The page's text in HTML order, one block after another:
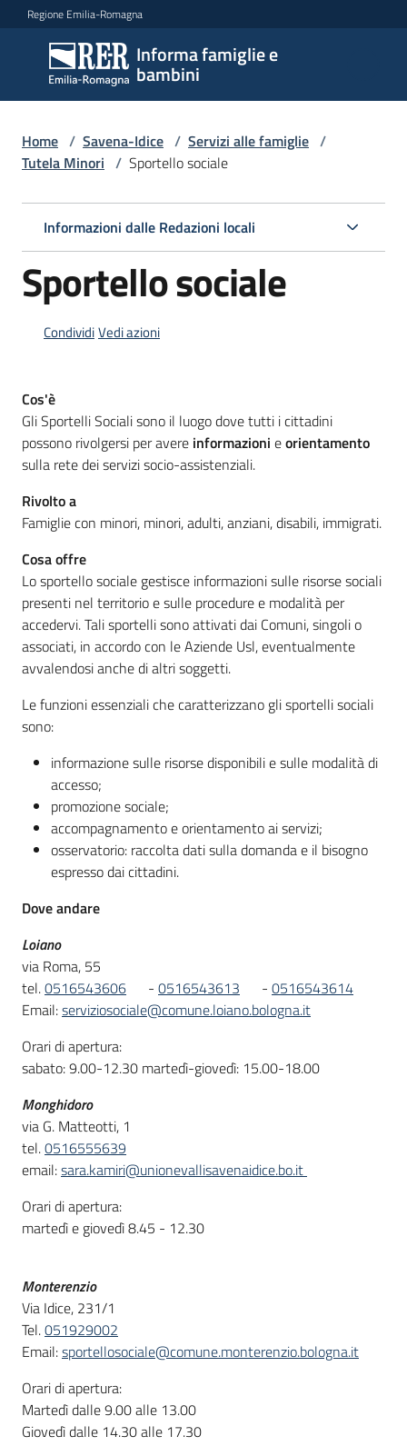
Vai al contenuto
Vai alla navigazione
Vai al footer
Regione Emilia-Romagna
Informa famiglie e
bambini
Informa
famiglie
e
bambini
Argomenti
Servizi
Menu selezionato
Centri
famiglie
Informazioni
locali
Newsletter
Home / Savena-Idice / Servizi alle famiglie /
Tutela Minori / Sportello sociale
Informazioni dalle Redazioni locali
Sportello sociale
CondividiVedi azioni
Cos'è
Gli Sportelli Sociali sono il luogo dove tutti i cittadini
possono rivolgersi per avere informazioni eorientamento
sulla rete dei servizi socio-assistenziali.
Rivolto a
Famiglie con minori, minori, adulti, anziani, disabili, immigrati.
Cosa offre
Lo sportello sociale gestisce informazioni sulle risorse sociali
presenti nel territorio e sulle procedure e modalità per
accedervi. Tali sportelli sono attivati dai Comuni, singoli o
associati, in accordo con le Aziende Usl, eventualmente
avvalendosi anche di altri soggetti.
Le funzioni essenziali che caratterizzano gli sportelli sociali
sono:
informazione sulle risorse disponibili e sulle modalità di
accesso;
promozione sociale;
accompagnamento e orientamento ai servizi;
osservatorio: raccolta dati sulla domanda e il bisogno
espresso dai cittadini.
Dove andare
Loiano
via Roma, 55
tel.0516543606 - 0516543613 - 0516543614
Email:serviziosociale@comune.loiano.bologna.it
Orari di apertura:
sabato: 9.00-12.30 martedì-giovedì: 15.00-18.00
Monghidoro
via G. Matteotti, 1
tel.0516555639
email:sara.kamiri@unionevallisavenaidice.bo.it
Orari di apertura:
martedì e giovedì 8.45 - 12.30
Monterenzio
Via Idice, 231/1
Tel.051929002
Email:sportellosociale@comune.monterenzio.bologna.it
Orari di apertura:
Martedì dalle 9.00 alle 13.00
Giovedì dalle 14.30 alle 17.30